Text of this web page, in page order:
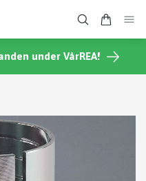
under VårREA!